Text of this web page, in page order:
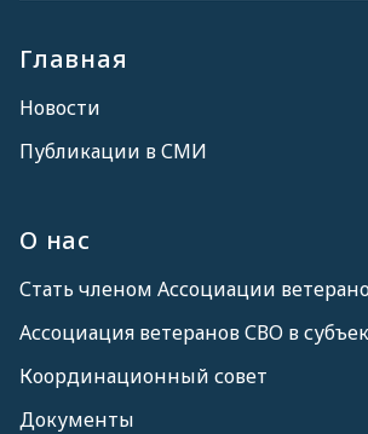
Главная
Новости
Публикации в СМИ
О нас
Стать членом Ассоциации
Ассоциация ветеранов СВО в
Координационный совет
Документы